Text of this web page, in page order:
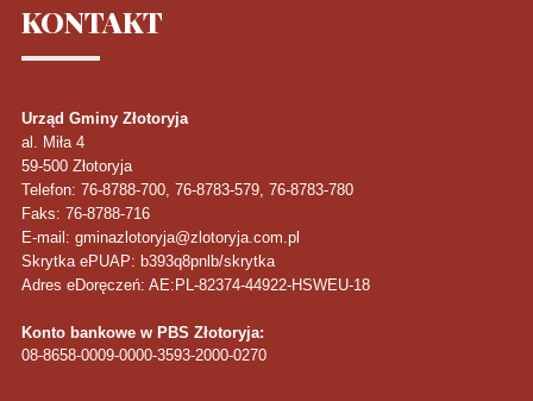
KONTAKT
Urząd Gminy Złotoryja
al. Miła 4
59-500 Złotoryja
Telefon: 76-8788-700, 76-8783-579, 76-8783-780
Faks: 76-8788-716
E-mail: gminazlotoryja@zlotoryja.com.pl
Skrytka ePUAP: b393q8pnlb/skrytka
Adres eDoręczeń: AE:PL-82374-44922-HSWEU-18
Konto bankowe w PBS Złotoryja:
08-8658-0009-0000-3593-2000-0270